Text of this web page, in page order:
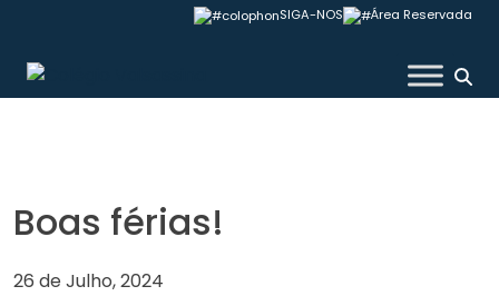
content
SIGA-NOS Área Reservada
Colégio Valsassina
Boas férias!
26 de Julho, 2024